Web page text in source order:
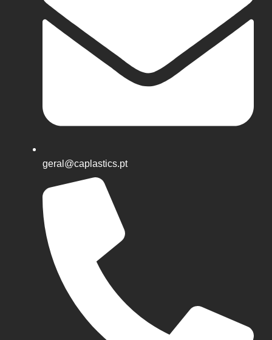
geral@caplastics.pt